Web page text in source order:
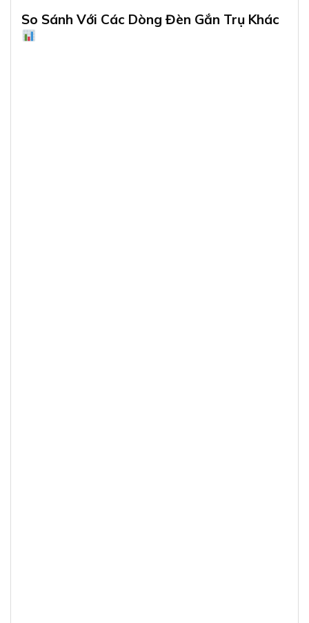
So Sánh Với Các Dòng Đèn Gắn Trụ Khác